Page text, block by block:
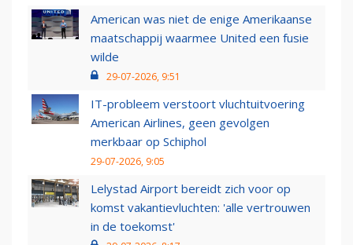
American was niet de enige Amerikaanse
maatschappij waarmee United een fusie
wilde
29-07-2026, 9:51
IT-probleem verstoort vluchtuitvoering
American Airlines, geen gevolgen
merkbaar op Schiphol
29-07-2026, 9:05
Lelystad Airport bereidt zich voor op
komst vakantievluchten: 'alle vertrouwen
in de toekomst'